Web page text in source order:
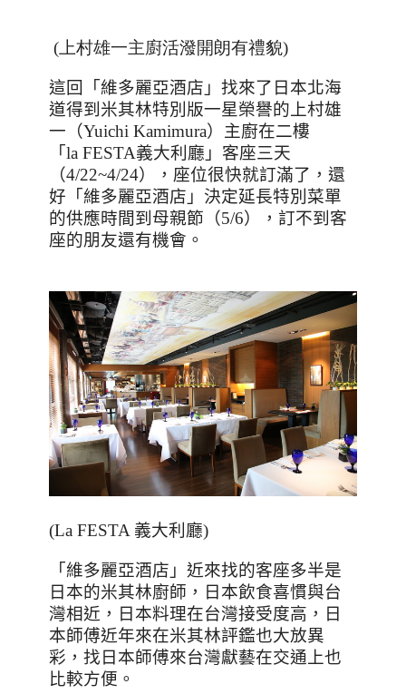
(上村雄一主廚活潑開朗有禮貌)
這回「維多麗亞酒店」找來了日本北海
道得到米其林特別版一星榮譽的上村雄
一（Yuichi Kamimura）主廚在二樓
「la FESTA義大利廳」客座三天
（4/22~4/24），座位很快就訂滿了，還
好「維多麗亞酒店」決定延長特別菜單
的供應時間到母親節（5/6），訂不到客
座的朋友還有機會。
(La FESTA 義大利廳)
「維多麗亞酒店」近來找的客座多半是
日本的米其林廚師，日本飲食喜慣與台
灣相近，日本料理在台灣接受度高，日
本師傅近年來在米其林評鑑也大放異
彩，找日本師傅來台灣獻藝在交通上也
比較方便。